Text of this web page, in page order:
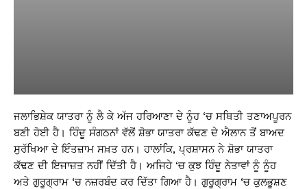
ਜਲਾਭਿਸ਼ੇਕ ਯਾਤਰਾ ਨੂੰ ਲੈ ਕੇ ਅੱਜ ਹਰਿਆਣਾ ਦੇ ਨੂੰਹ ‘ਚ ਸਥਿਤੀ ਤਣਾਅਪੂਰਨ
ਬਣੀ ਹੋਈ ਹੈ। ਹਿੰਦੂ ਸੰਗਠਨਾਂ ਵੱਲੋਂ ਸ਼ੋਭਾ ਯਾਤਰਾ ਕੱਢਣ ਦੇ ਐਲਾਨ ਤੋਂ ਬਾਅਦ
ਸੁਰੱਖਿਆ ਦੇ ਇੰਤਜ਼ਾਮ ਸਖ਼ਤ ਹਨ। ਹਾਲਾਂਕਿ, ਪ੍ਰਸ਼ਾਸਨ ਨੇ ਸ਼ੋਭਾ ਯਾਤਰਾ
ਕੱਢਣ ਦੀ ਇਜਾਜ਼ਤ ਨਹੀਂ ਦਿੱਤੀ ਹੈ। ਅਜਿਹੇ ‘ਚ ਕੁਝ ਹਿੰਦੂ ਨੇਤਾਵਾਂ ਨੂੰ ਨੂੰਹ
ਅਤੇ ਗੁਰੂਗ੍ਰਾਮ ‘ਚ ਨਜ਼ਰਬੰਦ ਕਰ ਦਿੱਤਾ ਗਿਆ ਹੈ। ਗੁਰੂਗ੍ਰਾਮ ‘ਚ ਕੁਲਭੂਸ਼ਣ